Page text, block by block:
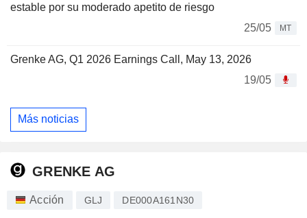
estable por su moderado apetito de riesgo
25/05
MT
Grenke AG, Q1 2026 Earnings Call, May 13, 2026
19/05
Más noticias
GRENKE AG
Acción GLJ DE000A161N30